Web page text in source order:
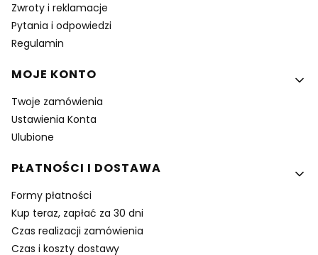
Zwroty i reklamacje
Pytania i odpowiedzi
Regulamin
MOJE KONTO
Twoje zamówienia
Ustawienia Konta
Ulubione
PŁATNOŚCI I DOSTAWA
Formy płatności
Kup teraz, zapłać za 30 dni
Czas realizacji zamówienia
Czas i koszty dostawy